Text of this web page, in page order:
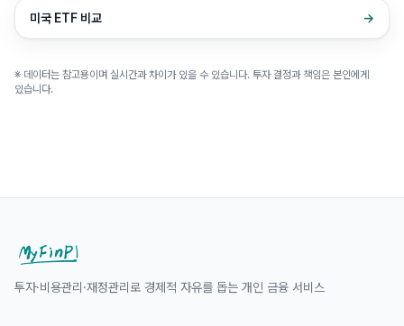
미국 ETF 비교 →
※ 데이터는 참고용이며 실시간과 차이가 있을 수 있습니다. 투자 결정과 책임은 본인에게
있습니다.
투자·비용관리·재정관리로 경제적 자유를 돕는 개인 금융 서비스